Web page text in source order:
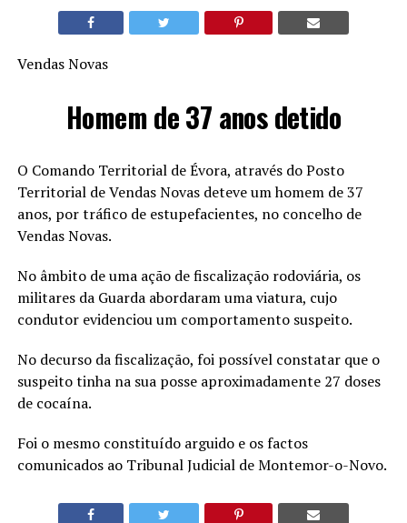
Vendas Novas
Homem de 37 anos detido
O Comando Territorial de Évora, através do Posto
Territorial de Vendas Novas deteve um homem de 37
anos, por tráfico de estupefacientes, no concelho de
Vendas Novas.
No âmbito de uma ação de fiscalização rodoviária, os
militares da Guarda abordaram uma viatura, cujo
condutor evidenciou um comportamento suspeito.
No decurso da fiscalização, foi possível constatar que o
suspeito tinha na sua posse aproximadamente 27 doses
de cocaína.
Foi o mesmo constituído arguido e os factos
comunicados ao Tribunal Judicial de Montemor-o-Novo.